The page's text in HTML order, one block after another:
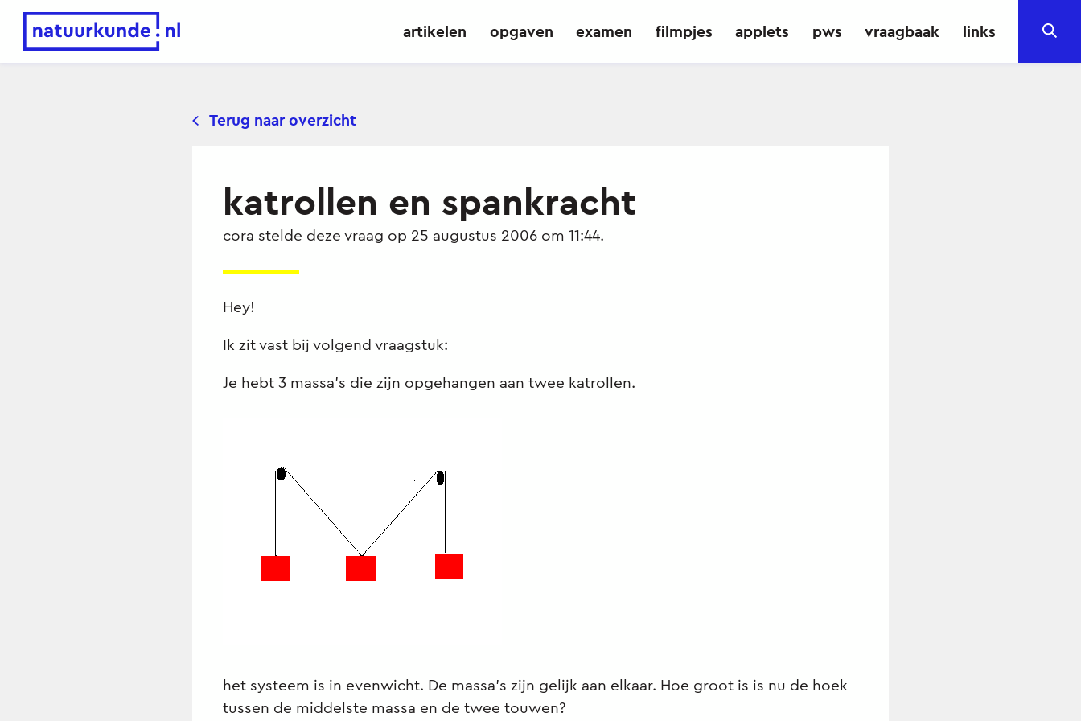
Natuurkunde.nl
artikelen opgaven examen filmpjes applets pws vraagbaak links
Terug naar overzicht
katrollen en spankracht
cora stelde deze vraag op 25 augustus 2006 om 11:44.
Hey!
Ik zit vast bij volgend vraagstuk:
Je hebt 3 massa's die zijn opgehangen aan twee katrollen.
het systeem is in evenwicht. De massa's zijn gelijk aan elkaar. Hoe groot is is nu de hoek
tussen de middelste massa en de twee touwen?